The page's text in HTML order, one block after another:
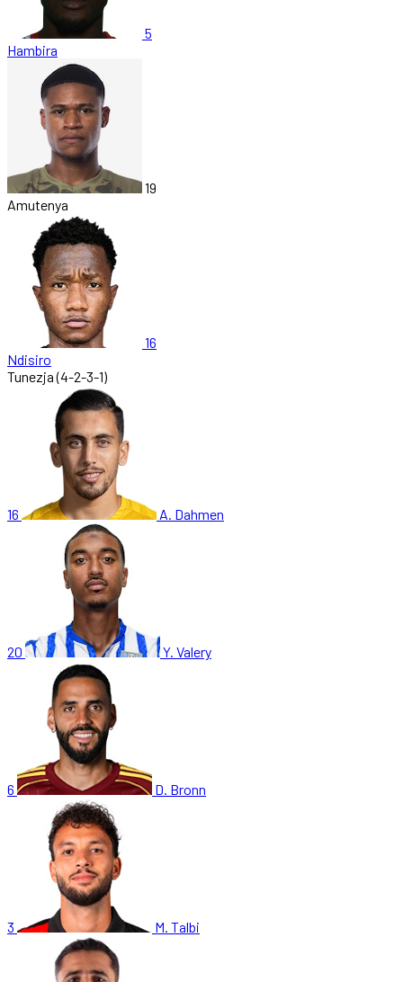
5
Hambira
19
Amutenya
16
Ndisiro
Tunezja (4-2-3-1)
16 A. Dahmen
20 Y. Valery
6 D. Bronn
3 M. Talbi